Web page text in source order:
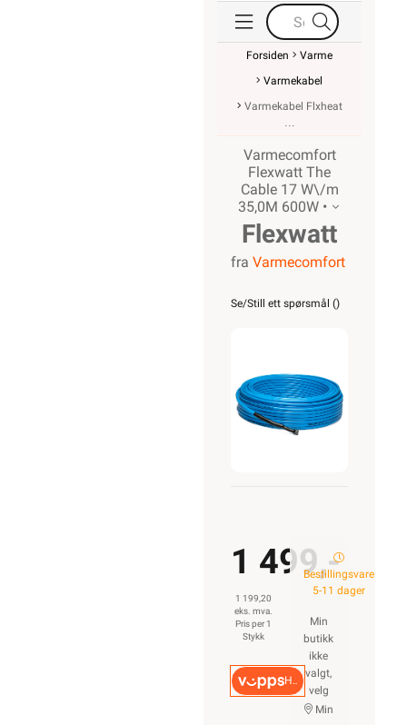
Forsiden
Varme
Varmekabel
Varmekabel Flxheat
Varmecomfort
Flexwatt The
Cable 17 W\/m
35,0M 600W •
Flexwatt
the cable
17W/M
35m
fra Varmecomfort
Se/Still ett spørsmål ()
1 499,-
1 199,20
eks. mva.
Pris per 1
Stykk
Hurtigkasse
Bestillingsvare
5-11 dager
Min
butikk
ikke
valgt,
velg
Min